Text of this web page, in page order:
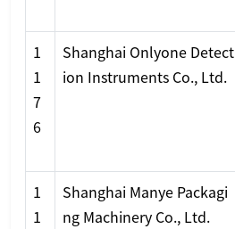
1
1
7
6
Shanghai Onlyone Detect
ion Instruments Co., Ltd.
1
1
Shanghai Manye Packagi
ng Machinery Co., Ltd.